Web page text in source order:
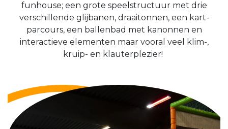
funhouse; een grote speelstructuur met drie
verschillende glijbanen, draaitonnen, een kart-
parcours, een ballenbad met kanonnen en
interactieve elementen maar vooral veel klim-,
kruip- en klauterplezier!